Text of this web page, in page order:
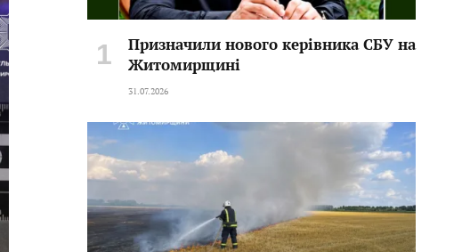
Призначили нового керівника СБУ на
Житомирщині
31.07.2026